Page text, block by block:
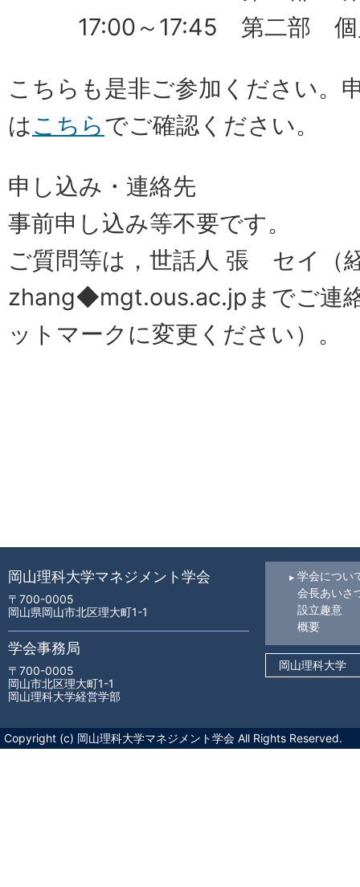
17:00～17:45 第二部 個
こちらも是非ご参加ください。
はこちらでご確認ください。
申し込み・連絡先
事前申し込み等不要です。
ご質問等は，世話人 張 セイ（
zhang◆mgt.ous.ac.jpまでご連
ットマークに変更ください）。
岡山理科大学マネジメント学会
〒700-0005
岡山県岡山市北区理大町1-1
学会事務局
〒700-0005
岡山市北区理大町1-1
岡山理科大学経営学部
学会につい
会長あいさ
設立趣意
概要
岡山理科大学
Copyright (c) 岡山理科大学マネジメント学会 All Rights Reserved.